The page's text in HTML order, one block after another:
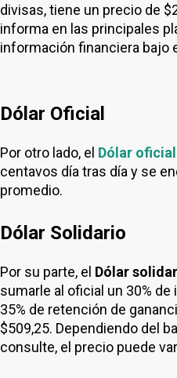
divisas, tiene un precio de
informa en las principales
información financiera bajo
Dólar Oficial
Por otro lado, el Dólar oficial
centavos día tras día y se
promedio.
Dólar Solidario
Por su parte, el Dólar
sumarle al oficial un 30%
35% de retención de
$509,25. Dependiendo del
consulte, el precio puede